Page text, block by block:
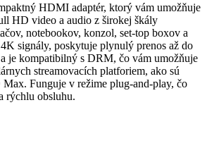
HDMI adaptér, ktorý vám umožňuje
HD video a audio z širokej škály
notebookov, konzol, set-top boxov a
signály, poskytuje plynulý prenos až do
je kompatibilný s DRM, čo vám umožňuje
streamovacích platforiem, ako sú
Funguje v režime plug-and-play, čo
rýchlu obsluhu.